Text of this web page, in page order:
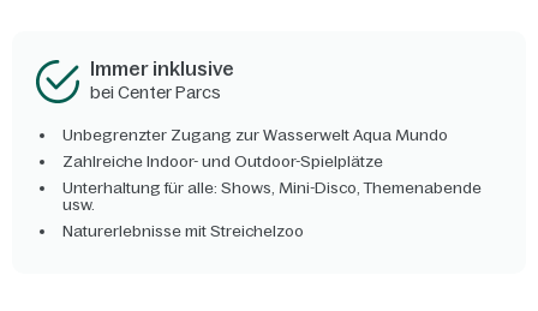
Immer inklusive
bei Center Parcs
Unbegrenzter Zugang zur Wasserwelt Aqua Mundo
Zahlreiche Indoor- und Outdoor-Spielplätze
Unterhaltung für alle: Shows, Mini-Disco, Themenabende
usw.
Naturerlebnisse mit Streichelzoo